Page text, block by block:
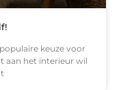
keuze voor
aan het interieur wil